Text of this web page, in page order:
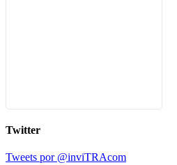
Twitter
Tweets por @inviTRAcom